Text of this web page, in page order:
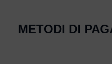
METODI DI